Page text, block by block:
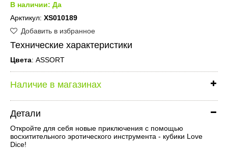
В наличии: Да
Арктикул: XS010189
Добавить в избранное
Технические характеристики
Цвета: ASSORT
Наличие в магазинах
Детали
Откройте для себя новые приключения с помощью
восхитительного эротического инструмента - кубики Love
Dice!